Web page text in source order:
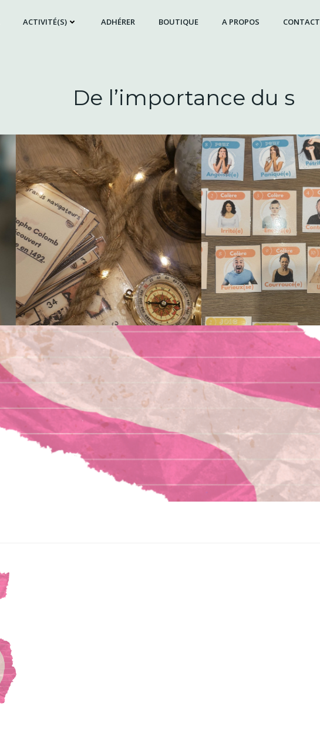
ACTIVITÉ(S) ADHÉRER BOUTIQUE A PROPOS CONTACT
De l’importance du s